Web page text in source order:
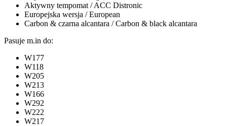
Aktywny tempomat / ACC Distronic
Europejska wersja / European
Carbon & czarna alcantara / Carbon & black alcantara
Pasuje m.in do:
W177
W118
W205
W213
W166
W292
W222
W217